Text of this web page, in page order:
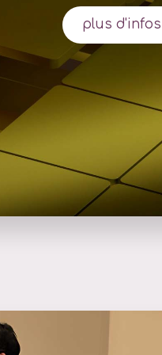
plus d'infos